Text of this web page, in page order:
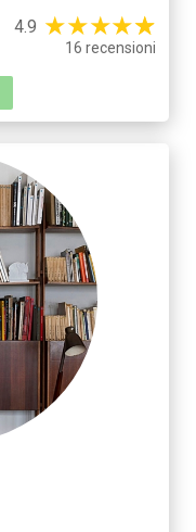
4.9 ★★★★☆
★
16 recensioni